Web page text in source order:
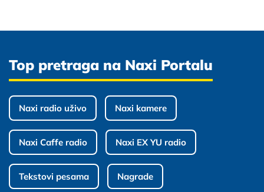
Top pretraga na Naxi Portalu
Naxi radio uživo Naxi kamere
Naxi Caffe radio Naxi EX YU radio
Tekstovi pesama Nagrade